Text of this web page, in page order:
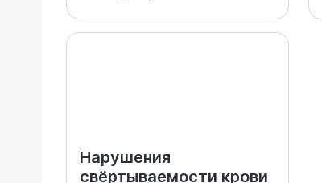
Нарушения
свёртываемости крови